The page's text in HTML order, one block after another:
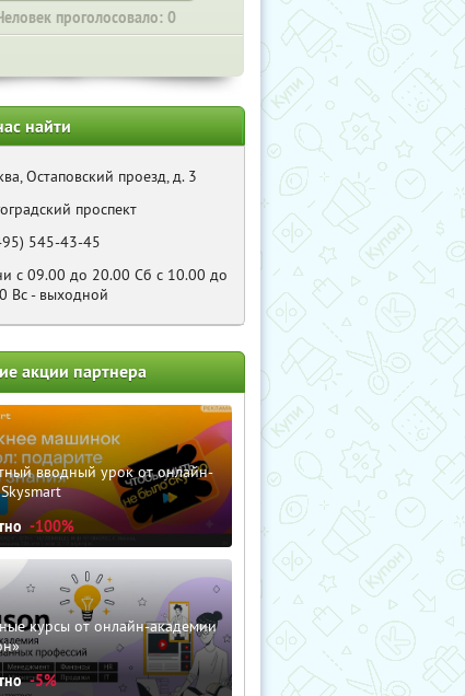
проголосовало: 0
найти
Остаповский проезд, д. 3
проспект
545-43-45
с 09.00 до 20.00 Cб с 10.00 до
Bс - выходной
акции партнера
вводный урок от онлайн-
-100%
курсы от онлайн-академии
-5%